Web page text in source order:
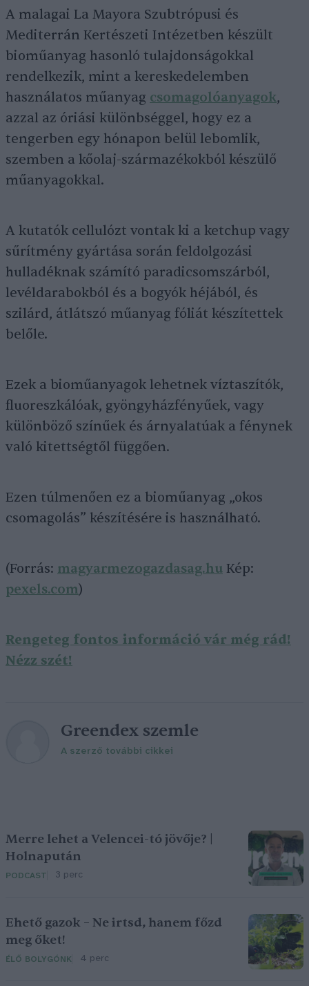
A malagai La Mayora Szubtrópusi és
Mediterrán Kertészeti Intézetben készült
bioműanyag hasonló tulajdonságokkal
rendelkezik, mint a kereskedelemben
használatos műanyag csomagolóanyagok,
azzal az óriási különbséggel, hogy ez a
tengerben egy hónapon belül lebomlik,
szemben a kőolaj-származékokból készülő
műanyagokkal.
A kutatók cellulózt vontak ki a ketchup vagy
sűrítmény gyártása során feldolgozási
hulladéknak számító paradicsomszárból,
levéldarabokból és a bogyók héjából, és
szilárd, átlátszó műanyag fóliát készítettek
belőle.
Ezek a bioműanyagok lehetnek víztaszítók,
fluoreszkálóak, gyöngyházfényűek, vagy
különböző színűek és árnyalatúak a fénynek
való kitettségtől függően.
Ezen túlmenően ez a bioműanyag „okos
csomagolás” készítésére is használható.
(Forrás: magyarmezogazdasag.hu Kép:
pexels.com)
Rengeteg fontos információ vár még rád!
Nézz szét!
Greendex szemle
A szerző további cikkei
Merre lehet a Velencei-tó jövője? |
Holnapután
PODCAST 3 perc
Ehető gazok – Ne irtsd, hanem főzd
meg őket!
ÉLŐ BOLYGÓNK 4 perc